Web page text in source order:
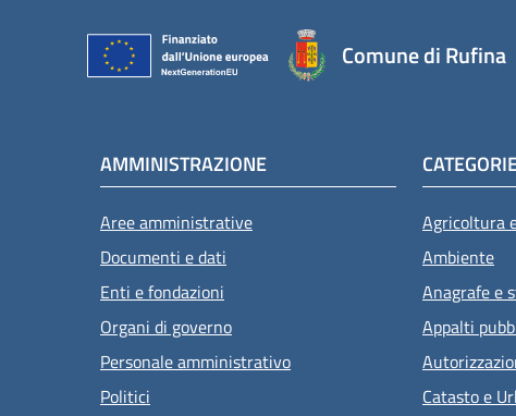
Comune di Rufina
AMMINISTRAZIONE
Aree amministrative
Documenti e dati
Enti e fondazioni
Organi di governo
Personale amministrativo
Politici
Agricoltura
Ambiente
Anagrafe e
Appalti
Catasto e